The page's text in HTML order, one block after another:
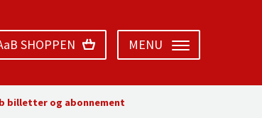
SHOPPEN MENU
billetter og abonnement